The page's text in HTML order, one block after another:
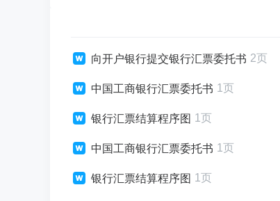
向开户银行提交银行汇票委托书 2页
中国工商银行汇票委托书 1页
银行汇票结算程序图 1页
中国工商银行汇票委托书 1页
银行汇票结算程序图 1页